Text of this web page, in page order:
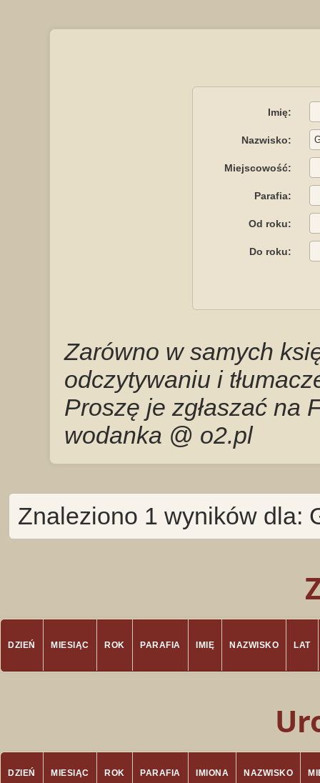
Imię:
Nazwisko:
Miejscowość:
Parafia:
Od roku:
Do roku:
Zarówno w samych
odczytywaniu i
Proszę je zgłaszać na
wodanka @ o2.pl
Znaleziono 1 wyników dla:
DZIEŃ MIESIĄC ROK PARAFIA IMIĘ NAZWISKO LAT
DZIEŃ MIESIĄC ROK PARAFIA IMIONA NAZWISKO